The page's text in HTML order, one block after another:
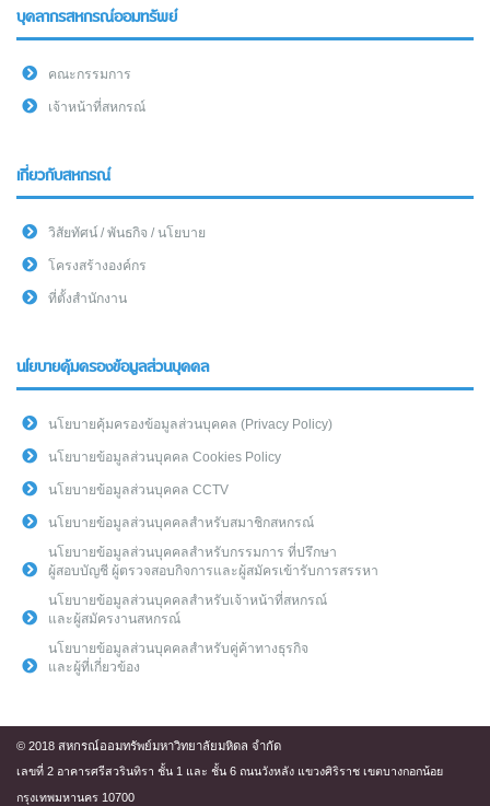
บุคลากรสหกรณ์ออมทรัพย์
คณะกรรมการ
เจ้าหน้าที่สหกรณ์
เกี่ยวกับสหกรณ์
วิสัยทัศน์ / พันธกิจ / นโยบาย
โครงสร้างองค์กร
ที่ตั้งสำนักงาน
นโยบายคุ้มครองข้อมูลส่วนบุคคล
นโยบายคุ้มครองข้อมูลส่วนบุคคล (Privacy Policy)
นโยบายข้อมูลส่วนบุคคล Cookies Policy
นโยบายข้อมูลส่วนบุคคล CCTV
นโยบายข้อมูลส่วนบุคคลสำหรับสมาชิกสหกรณ์
นโยบายข้อมูลส่วนบุคคลสำหรับกรรมการ ที่ปรึกษา
ผู้สอบบัญชี ผู้ตรวจสอบกิจการและผู้สมัครเข้ารับการสรรหา
นโยบายข้อมูลส่วนบุคคลสำหรับเจ้าหน้าที่สหกรณ์
และผู้สมัครงานสหกรณ์
นโยบายข้อมูลส่วนบุคคลสำหรับคู่ค้าทางธุรกิจ
และผู้ที่เกี่ยวข้อง
© 2018 สหกรณ์ออมทรัพย์มหาวิทยาลัยมหิดล จำกัด
เลขที่ 2 อาคารศรีสวรินทิรา ชั้น 1 และ ชั้น 6 ถนนวังหลัง แขวงศิริราช เขตบางกอกน้อย
กรุงเทพมหานคร 10700